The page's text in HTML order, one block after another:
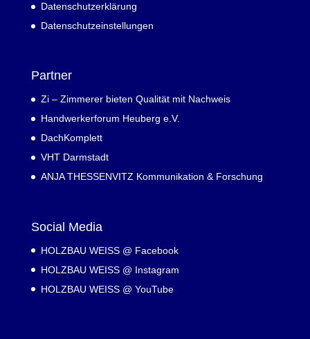
Datenschutzerklärung
Datenschutzeinstellungen
Partner
Zi – Zimmerer bieten Qualität mit Nachweis
Handwerkerforum Heuberg e.V.
DachKomplett
VHT Darmstadt
ANJA THESSENVITZ Kommunikation & Forschung
Social Media
HOLZBAU WEISS @ Facebook
HOLZBAU WEISS @ Instagram
HOLZBAU WEISS @ YouTube